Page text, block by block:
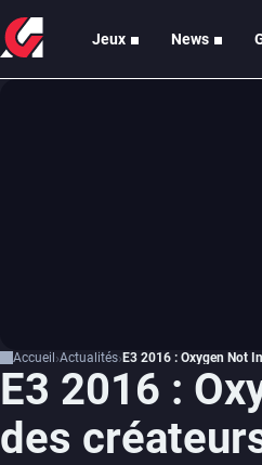
Jeux News
Accueil Actualités E3 2016 : Oxygen Not
E3 2016 :
des